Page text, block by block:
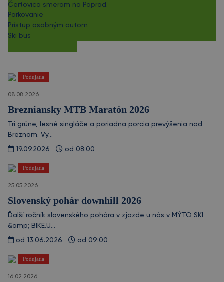
Čertovica smerom na Poprad.
Parkovanie
Prístup osobným autom
Ski bus
Podujatia
08.08.2026
Brezniansky MTB Maratón 2026
Tri grúne, lesné singláče a poriadna porcia prevýšenia nad
Breznom. Vy...
19.09.2026 od 08:00
Podujatia
25.05.2026
Slovenský pohár downhill 2026
Ďalší ročník slovenského pohára v zjazde u nás v MÝTO SKI
&amp; BIKE.U...
od 13.06.2026 od 09:00
Podujatia
16.02.2026